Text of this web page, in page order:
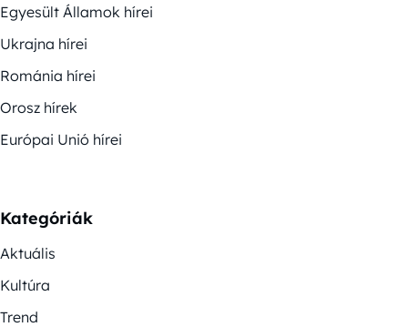
Egyesült Államok hírei
Ukrajna hírei
Románia hírei
Orosz hírek
Európai Unió hírei
Kategóriák
Aktuális
Kultúra
Trend